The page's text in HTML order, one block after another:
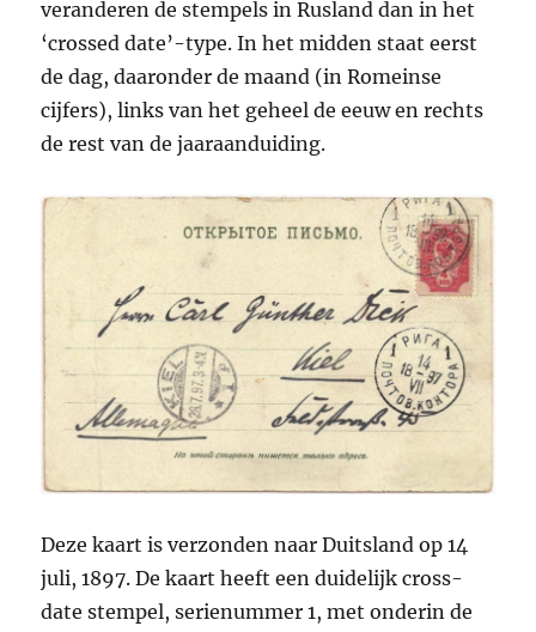
veranderen de stempels in Rusland dan in het
‘crossed date’-type. In het midden staat eerst
de dag, daaronder de maand (in Romeinse
cijfers), links van het geheel de eeuw en rechts
de rest van de jaaraanduiding.
Deze kaart is verzonden naar Duitsland op 14
juli, 1897. De kaart heeft een duidelijk cross-
date stempel, serienummer 1, met onderin de